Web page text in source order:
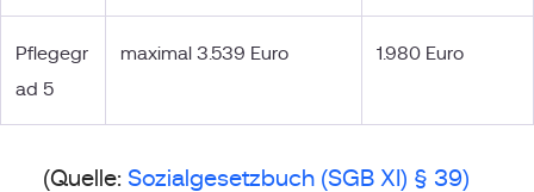
Pflegegr
ad 5
maximal 3.539 Euro 1.980 Euro
(Quelle: Sozialgesetzbuch (SGB XI) § 39)